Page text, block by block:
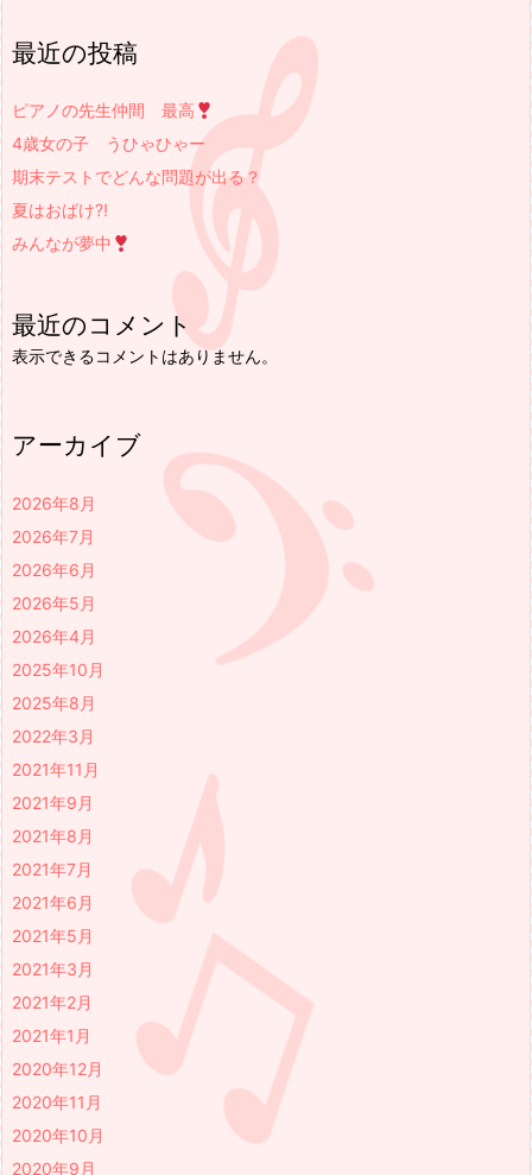
最近の投稿
ピアノの先生仲間 最高
4歳女の子 うひゃひゃー
期末テストでどんな問題が出る？
夏はおばけ⁈
みんなが夢中
最近のコメント
表示できるコメントはありません。
アーカイブ
2026年8月
2026年7月
2026年6月
2026年5月
2026年4月
2025年10月
2025年8月
2022年3月
2021年11月
2021年9月
2021年8月
2021年7月
2021年6月
2021年5月
2021年3月
2021年2月
2021年1月
2020年12月
2020年11月
2020年10月
2020年9月